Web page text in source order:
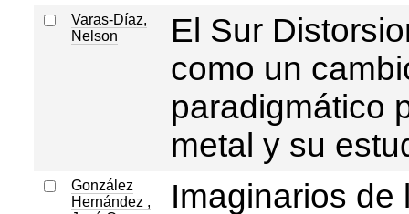
Varas-Díaz,
Nelson
El Sur
como un
paradigmático
metal y su
González
Hernández ,
Imaginarios de